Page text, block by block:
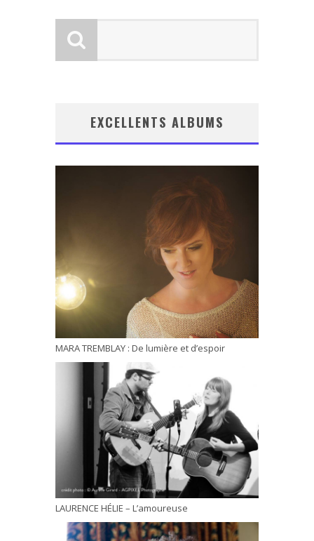
EXCELLENTS ALBUMS
MARA TREMBLAY : De lumière et d’espoir
LAURENCE HÉLIE – L’amoureuse